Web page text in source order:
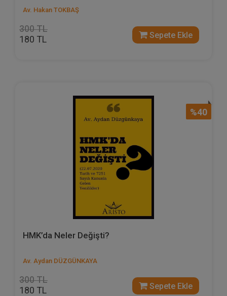
Av. Hakan TOKBAŞ
300 TL
180 TL Sepete Ekle
%40
HMK’da Neler Değişti?
Av. Aydan DÜZGÜNKAYA
300 TL
180 TL Sepete Ekle